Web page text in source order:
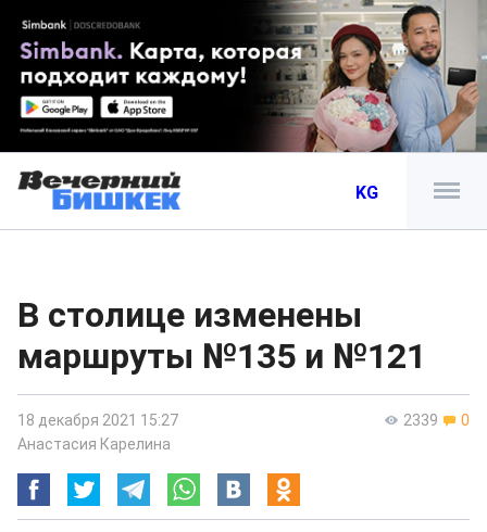
KG
В столице изменены
маршруты №135 и №121
2339 0
18 декабря 2021 15:27
Анастасия Карелина